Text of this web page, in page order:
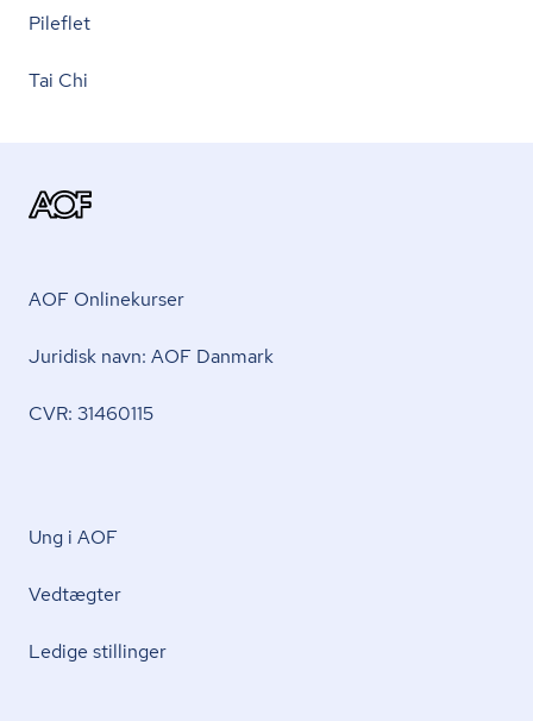
Pileflet
Tai Chi
AOF Onlinekurser
Juridisk navn: AOF Danmark
CVR: 31460115
Ung i AOF
Vedtægter
Ledige stillinger